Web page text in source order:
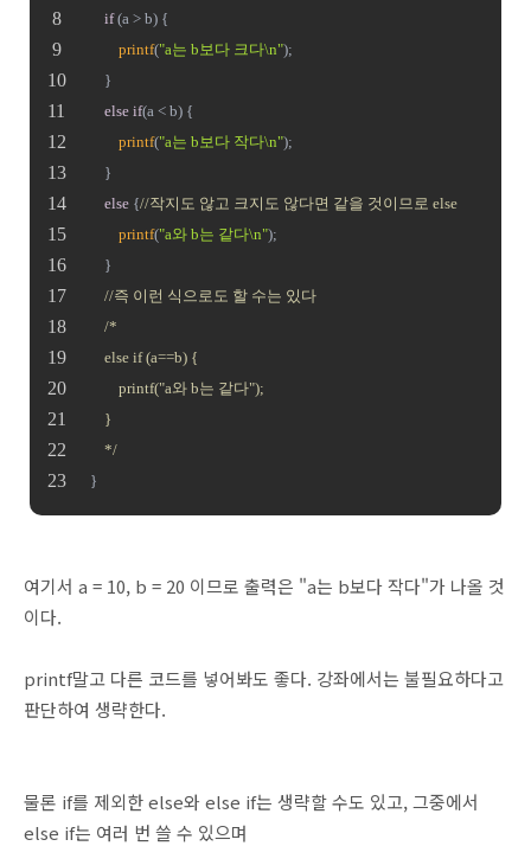
if (a > b) {
printf("a는 b보다 크다\n");
	}
else if(a < b) {
printf("a는 b보다 작다\n");
	}
else {//작지도 않고 크지도 않다면 같을 것이므로 else
printf("a와 b는 같다\n");
	}
//즉 이런 식으로도 할 수는 있다
/*
	else if (a==b) {
		printf("a와 b는 같다");
	}
	*/
}
여기서 a = 10, b = 20 이므로 출력은 "a는 b보다 작다"가 나올 것
이다.
printf말고 다른 코드를 넣어봐도 좋다. 강좌에서는 불필요하다고
판단하여 생략한다.
물론 if를 제외한 else와 else if는 생략할 수도 있고, 그중에서
else if는 여러 번 쓸 수 있으며